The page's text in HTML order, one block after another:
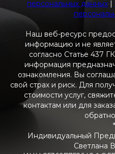
персональных данных |
Наш веб-ресурс
информацию и не
согласно Статье 437
информация
ознакомления. Вы
свой страх и риск. Для
стоимости услуг,
контактам или для
*
Индивидуальный
Светлана